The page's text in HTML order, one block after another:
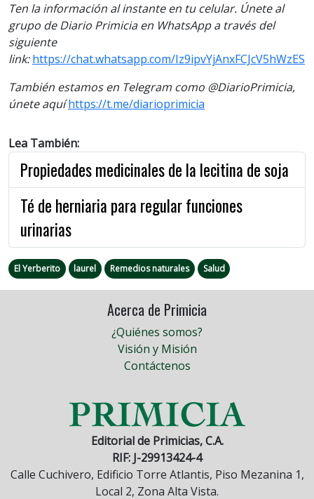
Ten la información al instante en tu celular. Únete al
grupo de Diario Primicia en WhatsApp a través del
siguiente
link:https://chat.whatsapp.com/Iz9ipvYjAnxFCJcV5hWzES
También estamos en Telegram como @DiarioPrimicia,
únete aquí https://t.me/diarioprimicia
Lea También:
Propiedades medicinales de la lecitina de soja
Té de herniaria para regular funciones
urinarias
El Yerberito laurel Remedios naturales Salud
Acerca de Primicia
¿Quiénes somos?
Visión y Misión
Contáctenos
Editorial de Primicias, C.A.
RIF: J-29913424-4
Calle Cuchivero, Edificio Torre Atlantis, Piso Mezanina 1,
Local 2, Zona Alta Vista.